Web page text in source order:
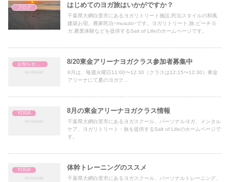
ブログ はじめてのヨガ旅はいかがですか？
千葉県大網白里市にあるヨガリトリート施設,民泊スタイルの和風
建築お宿。農家民泊~musubi~です。ヨガリトリート,旅,ビーチヨ
ガ,農業体験などを提供するSalt of Lifeのホームページです。
お知らせ・News 8/20東金アリーナヨガクラス参加者募集中
8月は、毎週火曜日11:00〜12:30（クラスは12:15〜12:30）東金
アリーナにて夏のヨガク...
YOGA 8月の東金アリーナヨガクラス情報
千葉県大網白里市にあるヨガスクール、パーソナルヨガ、メンタル
ケア、ヨガリトリート・旅を提供するSalt of Lifeのホームページで
す。
YOGA 体幹トレーニングのススメ
千葉県大網白里市にあるヨガスクール、パーソナルトレーニング、